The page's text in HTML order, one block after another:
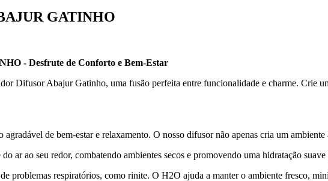
GATINHO
- Desfrute de Conforto e Bem-Estar
Difusor Abajur Gatinho, uma fusão perfeita entre funcionalidade e charme. Crie
agradável de bem-estar e relaxamento. O nosso difusor não apenas cria um
ar ao seu redor, combatendo ambientes secos e promovendo uma hidratação
problemas respiratórios, como rinite. O H2O ajuda a manter o ambiente fresco,